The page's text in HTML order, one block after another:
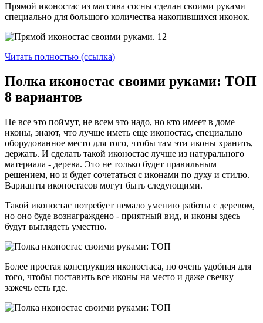
Прямой иконостас из массива сосны сделан своими руками
специально для большого количества накопившихся иконок.
Читать полностью (ссылка)
Полка иконостас своими руками: ТОП
8 вариантов
Не все это поймут, не всем это надо, но кто имеет в доме
иконы, знают, что лучше иметь еще иконостас, специально
оборудованное место для того, чтобы там эти иконы хранить,
держать. И сделать такой иконостас лучше из натурального
материала - дерева. Это не только будет правильным
решением, но и будет сочетаться с иконами по духу и стилю.
Варианты иконостасов могут быть следующими.
Такой иконостас потребует немало умению работы с деревом,
но оно буде вознаграждено - приятный вид, и иконы здесь
будут выглядеть уместно.
Более простая конструкция иконостаса, но очень удобная для
того, чтобы поставить все иконы на место и даже свечку
зажечь есть где.